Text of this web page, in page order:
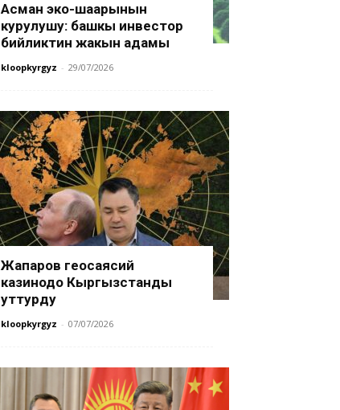
Асман эко-шаарынын
курулушу: башкы инвестор
бийликтин жакын адамы
kloopkyrgyz - 29/07/2026
Жапаров геосаясий
казинодо Кыргызстанды
уттурду
kloopkyrgyz - 07/07/2026